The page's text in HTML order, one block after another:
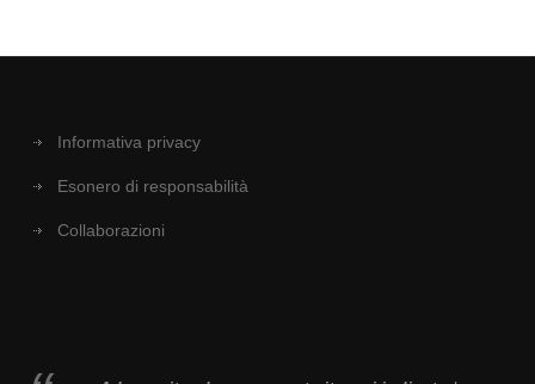
Informativa privacy
Esonero di responsabilità
Collaborazioni